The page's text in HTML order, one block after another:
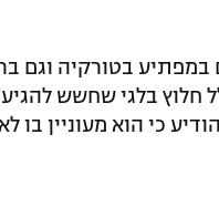
בטורקיה וגם
חלוץ בלגי שחשש
כי הוא מעוניין